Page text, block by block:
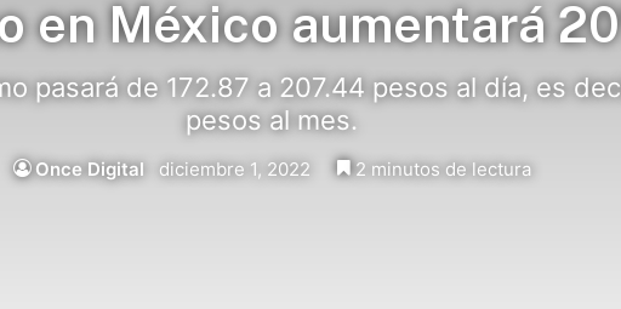
en México aumentará
pasará de 172.87 a 207.44 pesos al día, es
pesos al mes.
Once Digital diciembre 1, 2022 2 minutos de lectura